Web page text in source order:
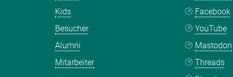
Kids
Besucher
Alumni
Mitarbeiter
Facebook
YouTube
Mastodon
Threads